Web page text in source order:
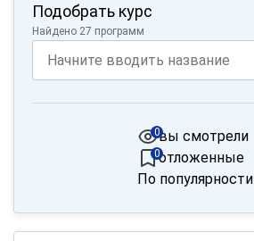
Подобрать курс
Найдено 27 программ
вы смотрели
0
отложенные
0
По популярности